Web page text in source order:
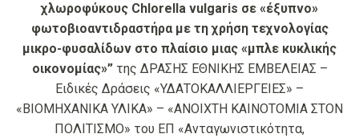
χλωροφύκους Chlorella vulgaris σε «έξυπνο»
φωτοβιοαντιδραστήρα με τη χρήση τεχνολογίας
μικρο-φυσαλίδων στο πλαίσιο μιας «μπλε κυκλικής
οικονομίας»”της ΔΡΑΣΗΣ ΕΘΝΙΚΗΣ ΕΜΒΕΛΕΙΑΣ –
Ειδικές Δράσεις «ΥΔΑΤΟΚΑΛΛΙΕΡΓΕΙΕΣ» –
«ΒΙΟΜΗΧΑΝΙΚΑ ΥΛΙΚΑ» – «ΑΝΟΙΧΤΗ ΚΑΙΝΟΤΟΜΙΑ ΣΤΟΝ
ΠΟΛΙΤΙΣΜΟ» του ΕΠ «Ανταγωνιστικότητα,